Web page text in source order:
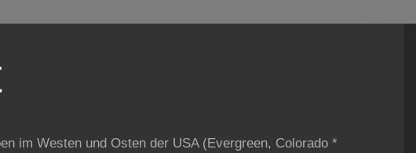
im Westen und Osten der USA (Evergreen, Colorado *